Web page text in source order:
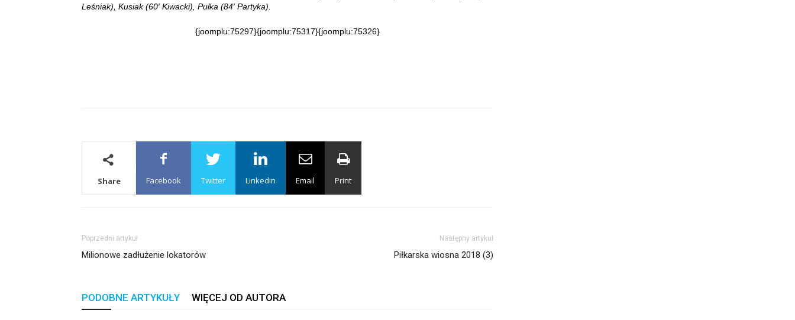
Leśniak), Kusiak (60′ Kiwacki), Pułka (84′ Partyka).
{joomplu:75297}{joomplu:75317}{joomplu:75326}
Share Facebook Twitter Linkedin Email Print
Poprzedni artykuł
Milionowe zadłużenie lokatorów
Następny artykuł
Piłkarska wiosna 2018 (3)
PODOBNE ARTYKUŁY WIĘCEJ OD AUTORA